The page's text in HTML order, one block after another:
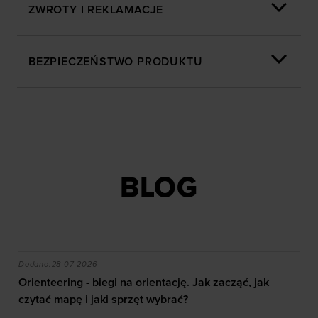
ZWROTY I REKLAMACJE
BEZPIECZEŃSTWO PRODUKTU
BLOG
efekty daje trening?
Orienteering - biegi na orientację. Jak zacząć, jak
Dodano:28-07-2026
Orienteering - biegi na orientację. Jak zacząć, jak
czytać mapę i jaki sprzęt wybrać?